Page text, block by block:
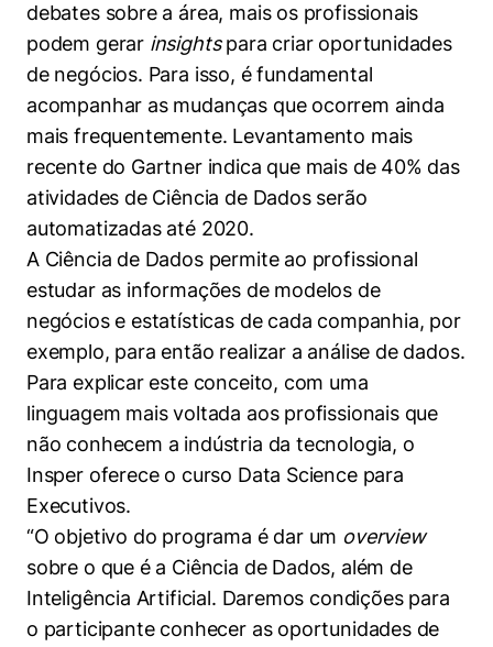
Engenharia de Produção
Engenharia Mecânica
Engenharia Mecatrônica
Direito
Economia
Finanças
Negócios
Políticas Públicas
Sustentabilidade
Tecnologia e Dados
Comitê de Ética em Pesquisa
Ouvidoria
Portal da Privacidade
debates sobre a área, mais os profissionais
podem gerar insightspara criar oportunidades
de negócios. Para isso, é fundamental
acompanhar as mudanças que ocorrem ainda
mais frequentemente. Levantamento mais
recente do Gartner indica que mais de 40% das
atividades de Ciência de Dados serão
automatizadas até 2020.
A Ciência de Dados permite ao profissional
estudar as informações de modelos de
negócios e estatísticas de cada companhia, por
exemplo, para então realizar a análise de dados.
Para explicar este conceito, com uma
linguagem mais voltada aos profissionais que
não conhecem a indústria da tecnologia, o
Insper oferece o curso Data Science para
Executivos.
“O objetivo do programa é dar um overview
sobre o que é a Ciência de Dados, além de
Inteligência Artificial. Daremos condições para
o participante conhecer as oportunidades de